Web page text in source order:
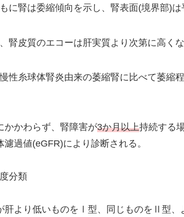
に腎は委縮傾向を示し、腎表面(境界部)
腎皮質のエコーは肝実質より次第に高く
性糸球体腎炎由来の萎縮腎に比べて萎縮
かかわらず、腎障害が3か月以上持続する
過値(eGFR)により診断される。
分類
肝より低いものをⅠ型、同じものをⅡ型、